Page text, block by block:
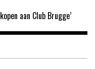
aan Club Brugge’